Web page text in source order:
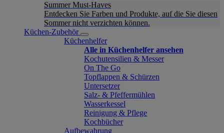
Summer Must-Haves
Entdecken Sie Farben und Produkte, auf die Sie diesen
Sommer nicht verzichten können.
Küchen-Zubehör
Küchenhelfer
Alle in Küchenhelfer ansehen
Kochutensilien & Messer
On The Go
Topflappen & Schürzen
Untersetzer
Salz- & Pfeffermühlen
Wasserkessel
Reinigung & Pflege
Kochbücher
Aufbewahrung